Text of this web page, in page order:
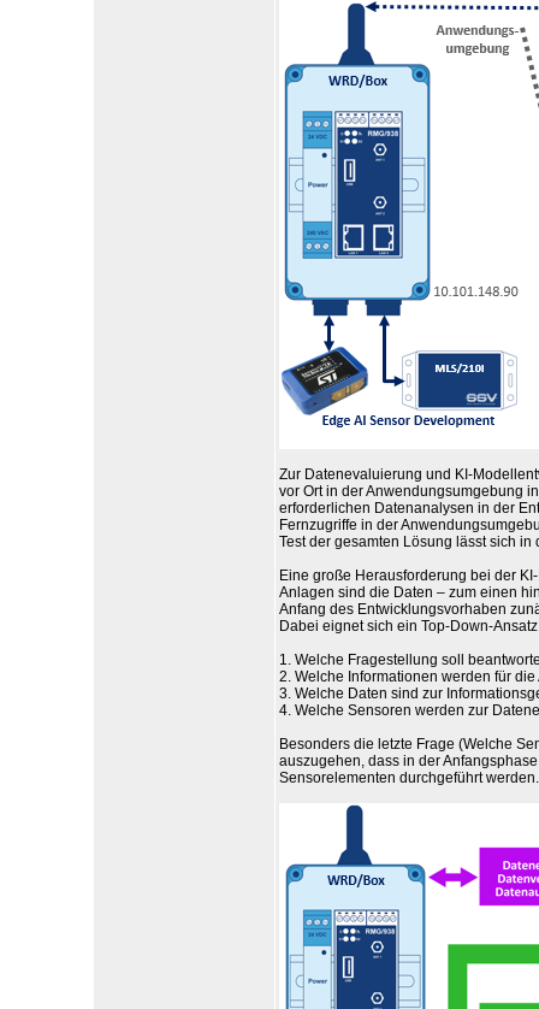
Zur Datenevaluierung und KI-
vor Ort in der Anwendungsumgebung
erforderlichen Datenanalysen in der
Fernzugriffe in der
Test der gesamten Lösung lässt sich
Eine große Herausforderung bei der
Anlagen sind die Daten – zum einen
Anfang des Entwicklungsvorhaben
Dabei eignet sich ein Top-Down-
1. Welche Fragestellung soll
2. Welche Informationen werden für die
3. Welche Daten sind zur
4. Welche Sensoren werden zur
Besonders die letzte Frage (Welche
auszugehen, dass in der
Sensorelementen durchgeführt werden.